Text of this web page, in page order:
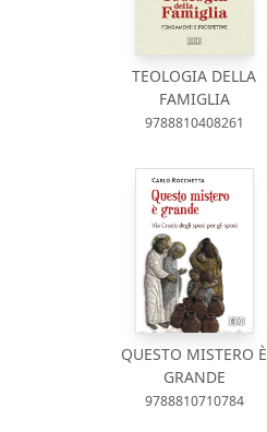
TEOLOGIA DELLA
FAMIGLIA
9788810408261
QUESTO MISTERO È
GRANDE
9788810710784